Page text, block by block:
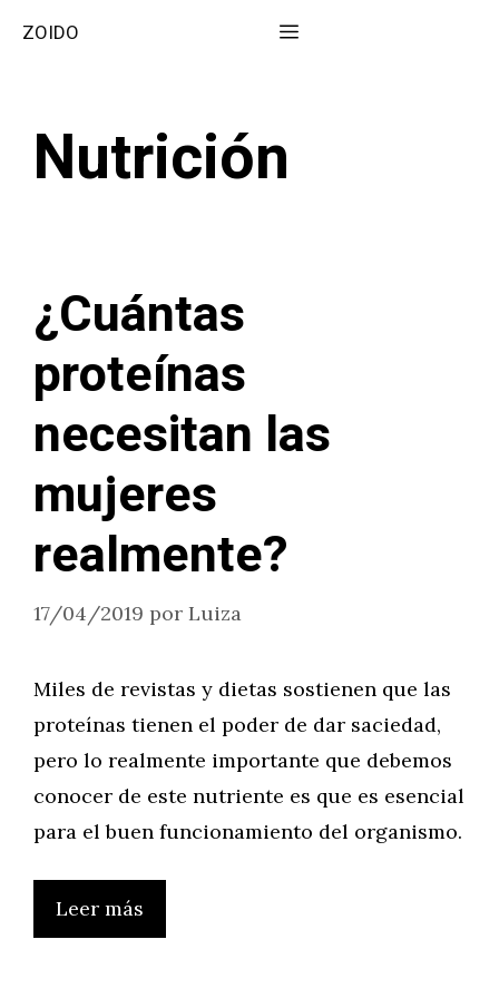
ZOIDO Menú
Nutrición
¿Cuántas
proteínas
necesitan las
mujeres
realmente?
17/04/2019 por Luiza
Miles de revistas y dietas sostienen que las
proteínas tienen el poder de dar saciedad,
pero lo realmente importante que debemos
conocer de este nutriente es que es esencial
para el buen funcionamiento del organismo.
Leer más